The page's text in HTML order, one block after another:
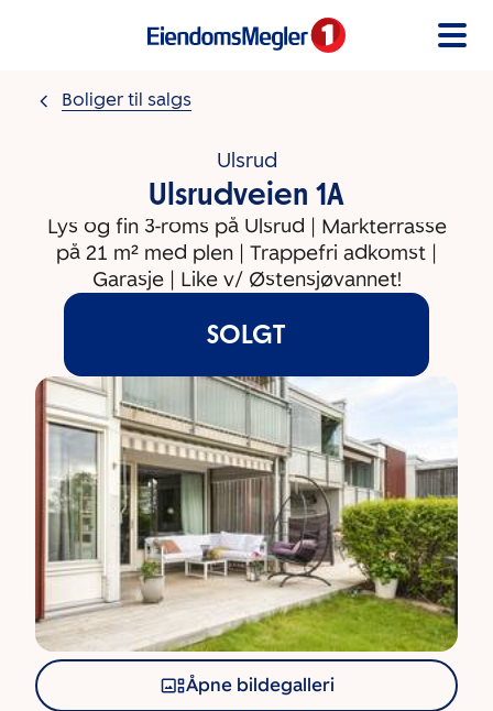
Boliger til salgs
Ulsrud
Ulsrudveien 1A
Lys og fin 3-roms på Ulsrud | Markterrasse
på 21 m² med plen | Trappefri adkomst |
Garasje | Like v/ Østensjøvannet!
SOLGT
Åpne bildegalleri